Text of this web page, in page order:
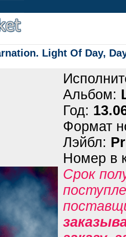
Light Of Day,
Альбом:
Год:
Формат
Лэйбл:
Номер в
Срок